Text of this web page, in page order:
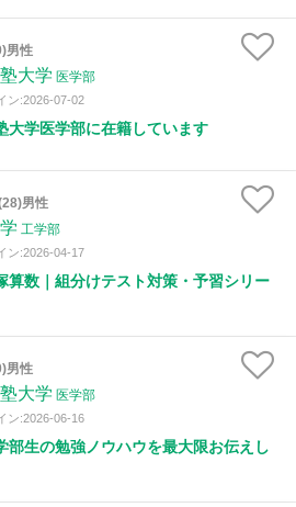
男性
大学 医学部
ン:2026-07-02
大学医学部に在籍しています
男性
工学部
ン:2026-04-17
算数｜組分けテスト対策・予習シリー
男性
大学 医学部
ン:2026-06-16
部生の勉強ノウハウを最大限お伝えし